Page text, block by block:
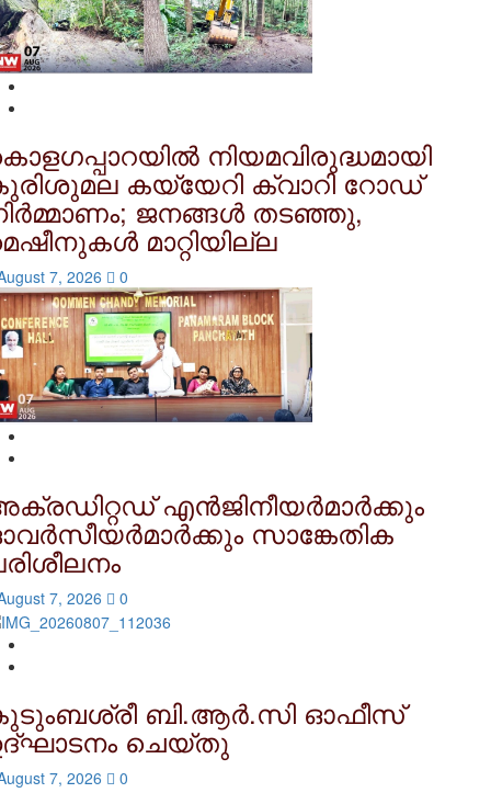
നിയമവിരുദ്ധമായി
കയ്യേറി ക്വാറി റോഡ്
ജനങ്ങൾ തടഞ്ഞു,
മാറ്റിയില്ല
7, 2026 0
എന്‍ജിനീയര്‍മാര്‍ക്കും
സാങ്കേതിക
7, 2026 0
ബി.ആര്‍.സി ഓഫീസ്
ചെയ്തു
7, 2026 0